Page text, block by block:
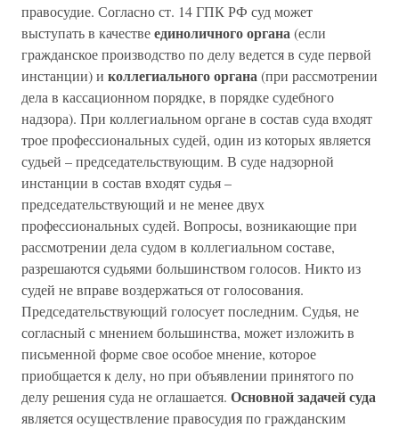
правосудие. Согласно ст. 14 ГПК РФ суд может
выступать в качествеединоличного органа(если
гражданское производство по делу ведется в суде первой
инстанции) и коллегиального органа(при рассмотрении
дела в кассационном порядке, в порядке судебного
надзора). При коллегиальном органе в состав суда входят
трое профессиональных судей, один из которых является
судьей – председательствующим. В суде надзорной
инстанции в состав входят судья –
председательствующий и не менее двух
профессиональных судей. Вопросы, возникающие при
рассмотрении дела судом в коллегиальном составе,
разрешаются судьями большинством голосов. Никто из
судей не вправе воздержаться от голосования.
Председательствующий голосует последним. Судья, не
согласный с мнением большинства, может изложить в
письменной форме свое особое мнение, которое
приобщается к делу, но при объявлении принятого по
делу решения суда не оглашается. Основной задачей суда
является осуществление правосудия по гражданским